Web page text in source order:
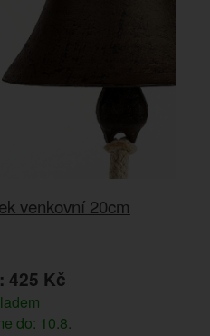
venkovní 20cm
425 Kč
do: 10.8.